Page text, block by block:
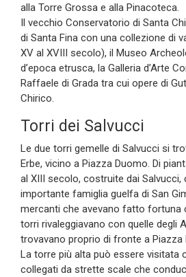
alla Torre Grossa e alla Pinacoteca.
Il vecchio Conservatorio di Santa
di Santa Fina con una collezione di
XV al XVIII secolo), il Museo
d’epoca etrusca, la Galleria d’Arte
Raffaele di Grada tra cui opere di
Chirico.
Torri dei Salvucci
Le due torri gemelle di Salvucci si
Erbe, vicino a Piazza Duomo. Di
al XIII secolo, costruite dai Salvucci,
importante famiglia guelfa di San
mercanti che avevano fatto fortuna
torri rivaleggiavano con quelle degli
trovavano proprio di fronte a Piazza
La torre più alta può essere visitata
collegati da strette scale che